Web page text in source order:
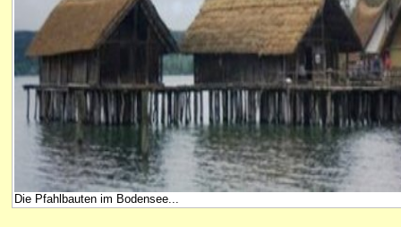
Die Pfahlbauten im Bodensee...